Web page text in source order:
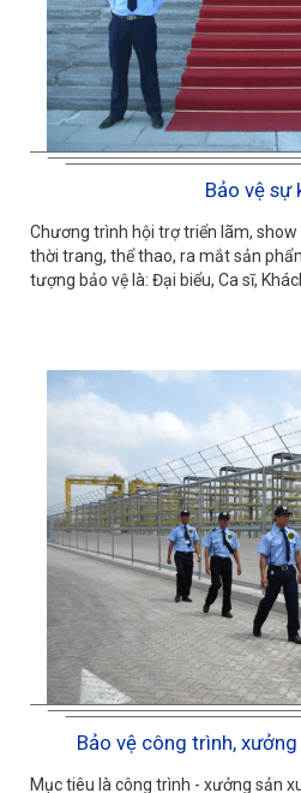
Bảo vệ sự
Chương trình hội trợ triển lãm, show
thời trang, thể thao, ra mắt sản
tượng bảo vệ là: Đại biểu, Ca sĩ,
Bảo vệ công trình,
Mục tiêu là công trình - xưởng sản